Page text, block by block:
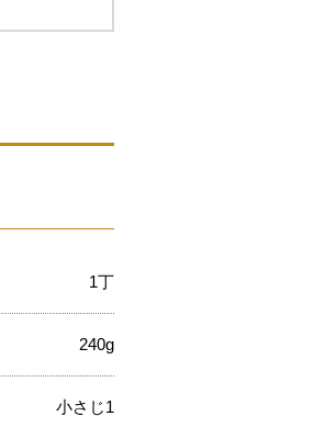
1丁
240g
小さじ1